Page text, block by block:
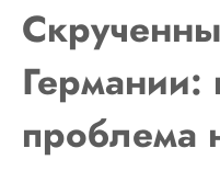
Германии:
проблема